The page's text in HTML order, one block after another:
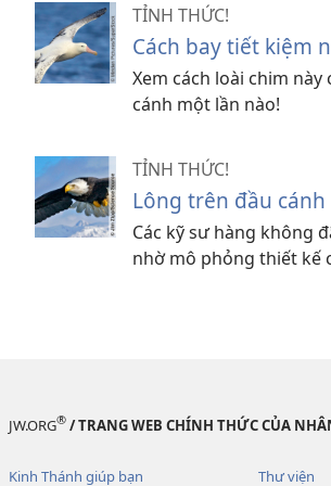
TỈNH THỨC!
Cách bay tiết kiệm
Xem cách loài chim
cánh một lần nào!
TỈNH THỨC!
Lông trên đầu
Các kỹ sư hàng không
nhờ mô phỏng thiết kế
JW.ORG® / TRANG WEB CHÍNH THỨC CỦA
Kinh Thánh giúp bạn Thư viện